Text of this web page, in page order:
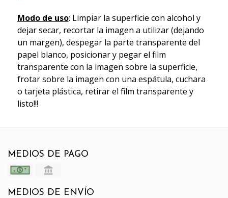
Modo de uso: Limpiar la superficie con alcohol y
dejar secar, recortar la imagen a utilizar (dejando
un margen), despegar la parte transparente del
papel blanco, posicionar y pegar el film
transparente con la imagen sobre la superficie,
frotar sobre la imagen con una espátula, cuchara
o tarjeta plástica, retirar el film transparente y
listo!!!
MEDIOS DE PAGO
MEDIOS DE ENVÍO